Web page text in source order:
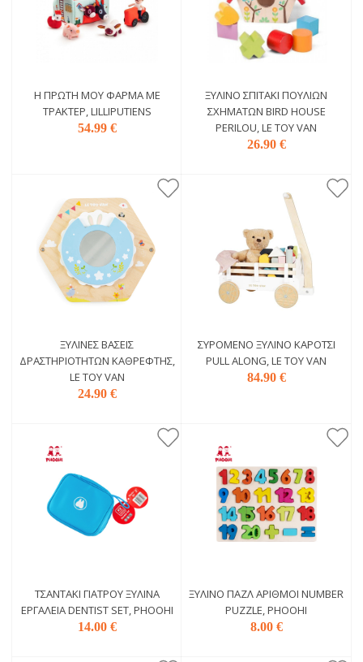
Η ΠΡΏΤΗ ΜΟΥ ΦΆΡΜΑ ΜΕ
ΤΡΑΚΤΈΡ, LILLIPUTIENS
54.99 €
ΞΎΛΙΝΟ ΣΠΙΤΆΚΙ ΠΟΥΛΙΏΝ
ΣΧΗΜΆΤΩΝ BIRD HOUSE
PERILOU, LE TOY VAN
26.90 €
ΞΎΛΙΝΕΣ ΒΆΣΕΙΣ
ΔΡΑΣΤΗΡΙΟΤΉΤΩΝ ΚΑΘΡΈΦΤΗΣ,
LE TOY VAN
24.90 €
ΣΥΡΌΜΕΝΟ ΞΎΛΙΝΟ ΚΑΡΌΤΣΙ
PULL ALONG, LE TOY VAN
84.90 €
ΤΣΑΝΤΆΚΙ ΓΙΑΤΡΟΎ ΞΎΛΙΝΑ
ΕΡΓΑΛΕΊΑ DENTIST SET, PHOOHI
14.00 €
ΞΎΛΙΝΟ ΠΑΖΛ ΑΡΙΘΜΟΊ NUMBER
PUZZLE, PHOOHI
8.00 €